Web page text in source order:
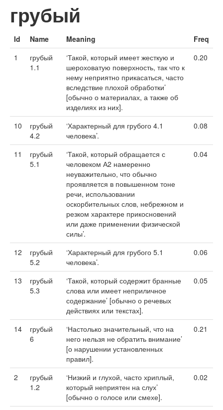
грубый
Id Name Meaning
Freq
1
грубый
1.1
‘Такой, который имеет жесткую и
шероховатую поверхность, так что к
нему неприятно прикасаться, часто
вследствие плохой обработки’
[обычно о материалах, а также об
изделиях из них].
0.20
10
грубый
4.2
‘Характерный для грубого 4.1
человека’.
0.08
11
грубый
5.1
‘Такой, который обращается с
человеком А2 намеренно
неуважительно, что обычно
проявляется в повышенном тоне
речи, использовании
оскорбительных слов, небрежном и
резком характере прикосновений
или даже применении физической
силы’.
0.04
12
грубый
5.2
‘Характерный для грубого 5.1
человека’.
0.06
13
грубый
5.3
‘Такой, который содержит бранные
слова или имеет неприличное
содержание’ [обычно о речевых
действиях или текстах].
0.05
14
грубый
6
‘Настолько значительный, что на
него нельзя не обратить внимание’
[о нарушении установленных
правил].
0.21
2
грубый
1.2
‘Низкий и глухой, часто хриплый,
который неприятен на слух’
[обычно о голосе или смехе].
0.02